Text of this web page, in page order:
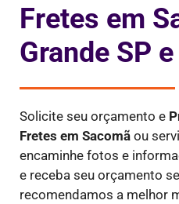
Fretes em
Grande SP
Solicite seu orçamento e
Fretes em Sacomã ou
encaminhe fotos e
e receba seu orçamento
recomendamos a melhor